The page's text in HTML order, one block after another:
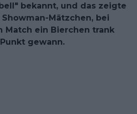
bekannt, und das zeigte
Mätzchen, bei
Match ein Bierchen trank
gewann.